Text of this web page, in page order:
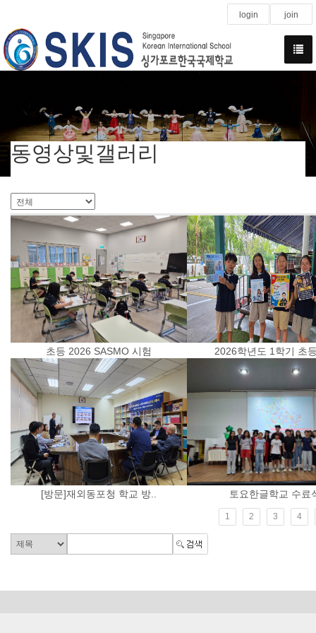
login join
동영상및갤러리
초등 2026 SASMO 시험 2026학년도 1학기 초
[방문]재외동포청 학교 방.. 토요한글학교 수료
1 2 3 4